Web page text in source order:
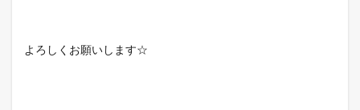
よろしくお願いします☆